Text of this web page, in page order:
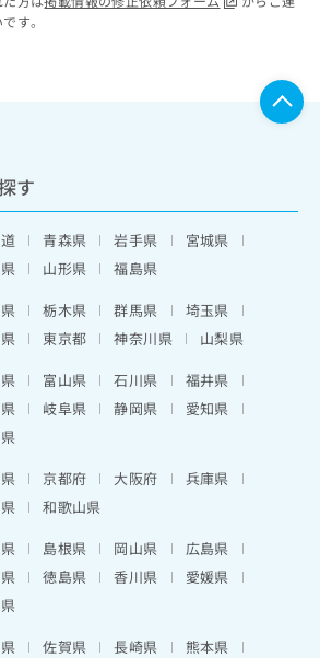
す。
す
青森県 岩手県
宮城県
山形県
福島県
栃木県 群馬県
埼玉県
東京都 神奈川県
山梨県
富山県 石川県
福井県
岐阜県 静岡県
愛知県
京都府 大阪府
兵庫県
和歌山県
島根県 岡山県
広島県
徳島県 香川県
愛媛県
佐賀県 長崎県 熊本県